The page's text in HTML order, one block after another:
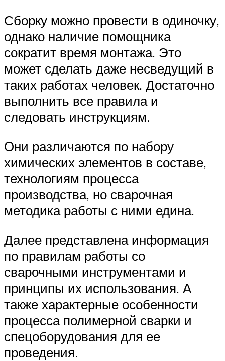
Сборку можно провести в одиночку,
однако наличие помощника
сократит время монтажа. Это
может сделать даже несведущий в
таких работах человек. Достаточно
выполнить все правила и
следовать инструкциям.
Они различаются по набору
химических элементов в составе,
технологиям процесса
производства, но сварочная
методика работы с ними едина.
Далее представлена информация
по правилам работы со
сварочными инструментами и
принципы их использования. А
также характерные особенности
процесса полимерной сварки и
спецоборудования для ее
проведения.